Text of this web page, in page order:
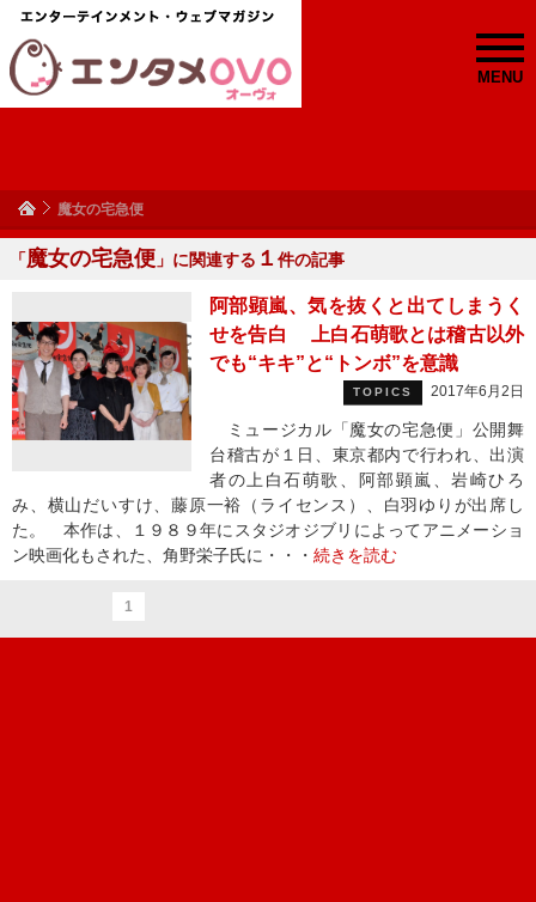
MENU
魔女の宅急便
「魔女の宅急便 」に関連する １ 件の記事
阿部顕嵐、気を抜くと出てしまうく
せを告白 上白石萌歌とは稽古以外
でも“キキ”と“トンボ”を意識
TOPICS 2017年6月2日
ミュージカル「魔女の宅急便」公開舞
台稽古が１日、東京都内で行われ、出演
者の上白石萌歌、阿部顕嵐、岩崎ひろ
み、横山だいすけ、藤原一裕（ライセンス）、白羽ゆりが出席し
た。 本作は、１９８９年にスタジオジブリによってアニメーショ
ン映画化もされた、角野栄子氏に・・・ 続きを読む
1